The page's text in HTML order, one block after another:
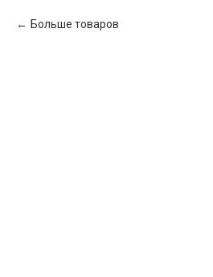
Больше товаров